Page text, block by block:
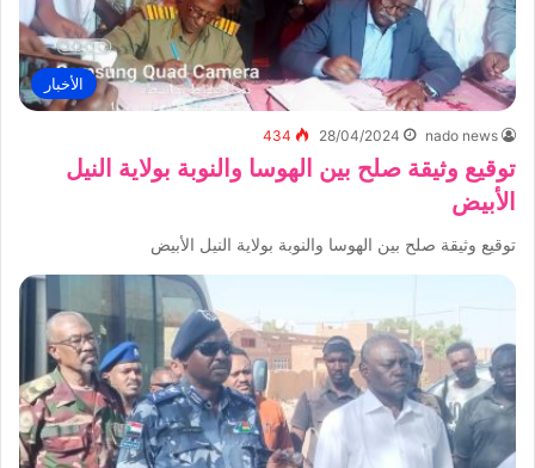
الأخبار
nado news
28/04/2024
434
توقيع وثيقة صلح بين الهوسا والنوبة بولاية النيل
الأبيض
توقيع وثيقة صلح بين الهوسا والنوبة بولاية النيل الأبيض